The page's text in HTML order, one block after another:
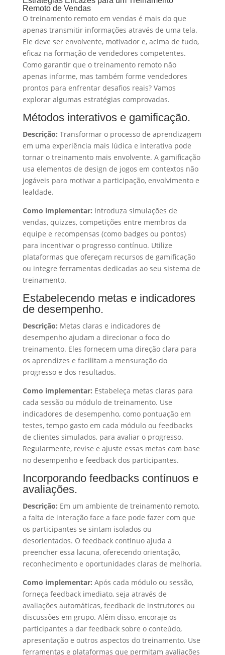
Remoto de Vendas
O treinamento remoto em vendas é mais do que
apenas transmitir informações através de uma tela.
Ele deve ser envolvente, motivador e, acima de tudo,
eficaz na formação de vendedores competentes.
Como garantir que o treinamento remoto não
apenas informe, mas também forme vendedores
prontos para enfrentar desafios reais? Vamos
explorar algumas estratégias comprovadas.
Métodos interativos e gamificação.
Descrição: Transformar o processo de aprendizagem
em uma experiência mais lúdica e interativa pode
tornar o treinamento mais envolvente. A gamificação
usa elementos de design de jogos em contextos não
jogáveis para motivar a participação, envolvimento e
lealdade.
Como implementar: Introduza simulações de
vendas, quizzes, competições entre membros da
equipe e recompensas (como badges ou pontos)
para incentivar o progresso contínuo. Utilize
plataformas que ofereçam recursos de gamificação
ou integre ferramentas dedicadas ao seu sistema de
treinamento.
Estabelecendo metas e indicadores
de desempenho.
Descrição: Metas claras e indicadores de
desempenho ajudam a direcionar o foco do
treinamento. Eles fornecem uma direção clara para
os aprendizes e facilitam a mensuração do
progresso e dos resultados.
Como implementar: Estabeleça metas claras para
cada sessão ou módulo de treinamento. Use
indicadores de desempenho, como pontuação em
testes, tempo gasto em cada módulo ou feedbacks
de clientes simulados, para avaliar o progresso.
Regularmente, revise e ajuste essas metas com base
no desempenho e feedback dos participantes.
Incorporando feedbacks contínuos e
avaliações.
Descrição: Em um ambiente de treinamento remoto,
a falta de interação face a face pode fazer com que
os participantes se sintam isolados ou
desorientados. O feedback contínuo ajuda a
preencher essa lacuna, oferecendo orientação,
reconhecimento e oportunidades claras de melhoria.
Como implementar: Após cada módulo ou sessão,
forneça feedback imediato, seja através de
avaliações automáticas, feedback de instrutores ou
discussões em grupo. Além disso, encoraje os
participantes a dar feedback sobre o conteúdo,
apresentação e outros aspectos do treinamento. Use
ferramentas e plataformas que permitam avaliações